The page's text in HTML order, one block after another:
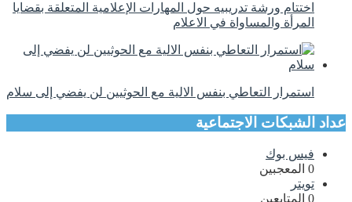
اختتام ورشة تدريبيه حول المهارات الإعلامية المتعلقة بقضايا
المرأة والمساواة في الاعلام
استمرار التعاطي بنفس الالية مع الحوثيين لن يفضي إلى سلام
عداد الشبكات الاجتماعية
فيس بوك
0 المعجبين
تويتر
0 المتابعين